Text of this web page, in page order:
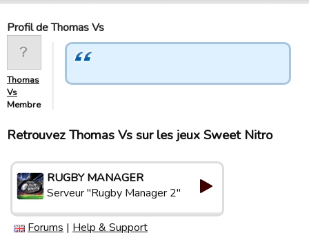
Profil de Thomas Vs
Thomas
Vs
Membre
Retrouvez Thomas Vs sur les jeux Sweet Nitro
RUGBY MANAGER
Serveur "Rugby Manager 2"
Forums | Help & Support